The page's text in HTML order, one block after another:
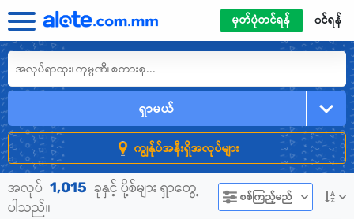
မှတ်ပုံတင်ရန် ၀င်ရန်
ရှာမယ်
ကျွန်ုပ်အနီးရှိအလုပ်များ
အလုပ် 1,015 ခုနှင့် ပို့စ်များ ရှာတွေ့
ပါသည်။
စစ်ကြည့်မည်